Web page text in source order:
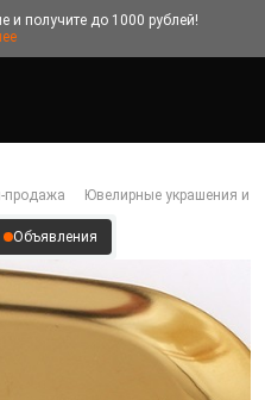
и получите до 1000 рублей!
продажа Ювелирные украшения и
Объявления